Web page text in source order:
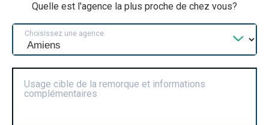
Quelle est l'agence la plus proche de chez vous?
Choisissez une agence
Usage cible de la remorque et informations
complémentaires